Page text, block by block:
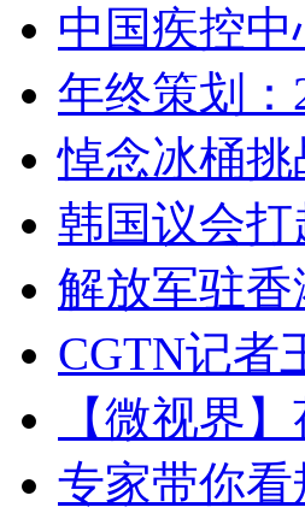
中国疾控
年终策划：
悼念冰桶
韩国议会
解放军驻
CGTN记者
【微视界
专家带你